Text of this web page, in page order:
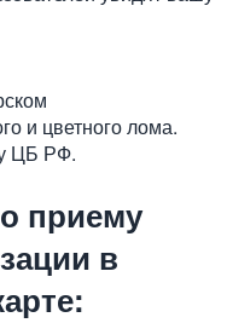
и цветного лома.
ЦБ РФ.
приему
в